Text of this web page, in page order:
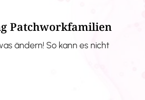
Patchworkfamilien
ändern! So kann es nicht